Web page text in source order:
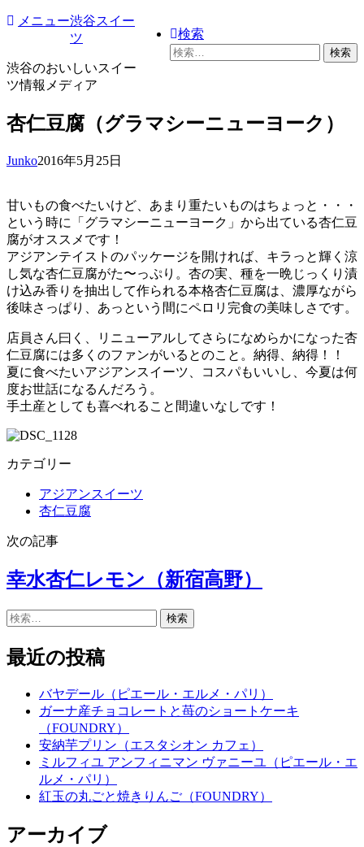
コ
ン
ツ
ス
ッ
メニュー
検索
検
渋谷スイー
ツ
渋谷のおいしいスイー
ツ情報メディア
杏仁豆腐（グラマシーニューヨーク）
Junko2016年5月25日
甘いもの食べたいけど、あまり重たいものはちょっと・・・
という時に「グラマシーニューヨーク」から出ている杏仁豆
腐がオススメです！
アジアンテイストのパッケージを開ければ、キラっと輝く涼
し気な杏仁豆腐がた〜っぷり。杏の実、種を一晩じっくり漬
け込み香りを抽出して作られる本格杏仁豆腐は、濃厚ながら
後味さっぱり、あっという間にペロリ完食の美味しさです。
店員さん曰く、リニューアルしてさらになめらかになった杏
仁豆腐には多くのファンがいるとのこと。納得、納得！！
夏に食べたいアジアンスイーツ、コスパもいいし、今夏は何
度お世話になるんだろう。
手土産としても喜べれること間違いなしです！
カテゴリー
アジアンスイーツ
杏仁豆腐
次の記事
幸水杏仁レモン（新宿高野）
検
最近の投稿
バヤデール（ピエール・エルメ・パリ）
ガーナ産チョコレートと苺のショートケーキ
（FOUNDRY）
安納芋プリン（エスタシオン カフェ）
ミルフィユ アンフィニマン ヴァニーユ（ピエール・エ
ルメ・パリ）
紅玉の丸ごと焼きりんご（FOUNDRY）
アーカイブ